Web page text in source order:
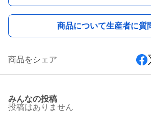
商品について生産者に質
商品をシェア
みんなの投稿
投稿はありません